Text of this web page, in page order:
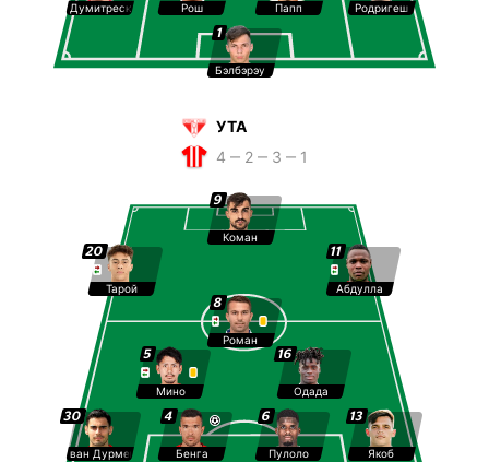
Думитреску Рош Родригеш
Папп
1
Бэлбэрэу
УТА
4 ‒ 2 ‒ 3 ‒ 1
16
Одада
11
Абдулла
6
Пулоло
8
Роман
4
Бенга
30
ван Дурмен
5
Мино
9
Коман
13
Якоб
20
Тарой